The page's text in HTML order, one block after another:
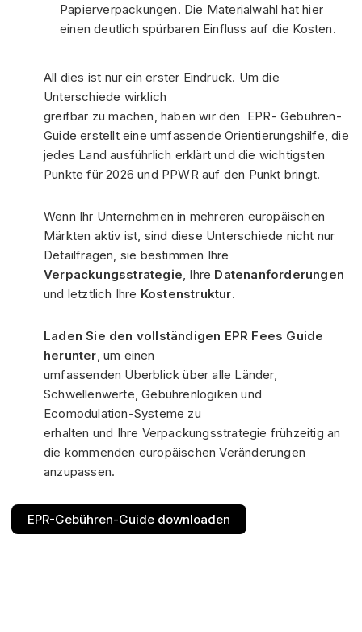
Papierverpackungen. Die Materialwahl hat hier
einen deutlich spürbaren Einfluss auf die Kosten.
All dies ist nur ein erster Eindruck. Um die
Unterschiede wirklich
greifbar zu machen, haben wir den EPR- Gebühren-
Guide erstellt eine umfassende Orientierungshilfe, die
jedes Land ausführlich erklärt und die wichtigsten
Punkte für 2026 und PPWR auf den Punkt bringt.
Wenn Ihr Unternehmen in mehreren europäischen
Märkten aktiv ist, sind diese Unterschiede nicht nur
Detailfragen, sie bestimmen Ihre
Verpackungsstrategie , Ihre Datenanforderungen
und letztlich Ihre Kostenstruktur.
Laden Sie den vollständigen EPR Fees Guide
herunter , um einen
umfassenden Überblick über alle Länder,
Schwellenwerte, Gebührenlogiken und
Ecomodulation-Systeme zu
erhalten und Ihre Verpackungsstrategie frühzeitig an
die kommenden europäischen Veränderungen
anzupassen.
EPR-Gebühren-Guide downloaden